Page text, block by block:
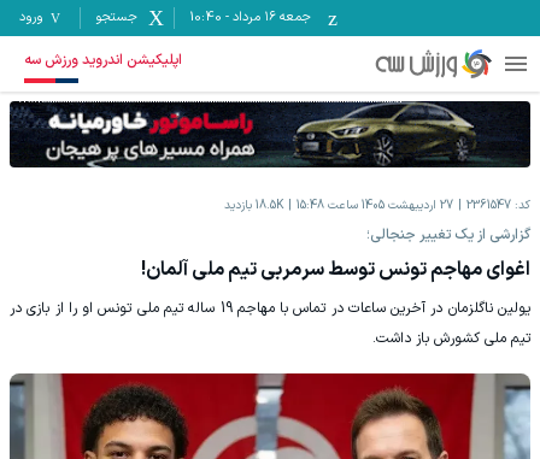
جمعه ۱۶ مرداد -
10:40 جستجو ورود
اپلیکیشن اندروید ورزش سه
کد: 2361547 27 اردیبهشت 1405 ساعت 15:48 18.5K بازدید
گزارشی از یک تغییر جنجالی؛
اغوای مهاجم تونس توسط سرمربی تیم ملی آلمان!
یولین ناگلزمان در آخرین ساعات در تماس با مهاجم 19 ساله تیم ملی تونس او را از بازی در
تیم ملی کشورش باز داشت.